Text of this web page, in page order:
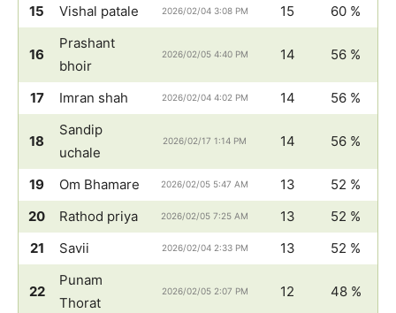
15 Vishal patale 2026/02/04 3:08 PM 15 60 %
16
Prashant
bhoir
2026/02/05 4:40 PM 14 56 %
17 Imran shah 2026/02/04 4:02 PM 14 56 %
18
Sandip
uchale
2026/02/17 1:14 PM 14 56 %
19 Om Bhamare 2026/02/05 5:47 AM 13
52 %
20
Rathod priya 2026/02/05 7:25 AM 13
52 %
21
Savii 2026/02/04 2:33 PM 13 52 %
22
Punam
Thorat
2026/02/05 2:07 PM 12 48 %